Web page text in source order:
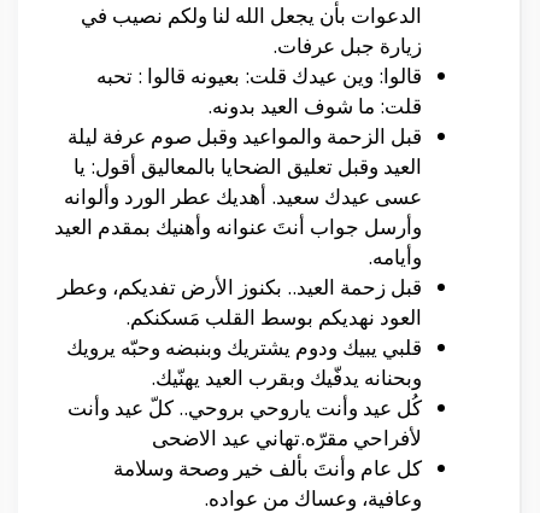
الدعوات بأن يجعل الله لنا ولكم نصيب في
زيارة جبل عرفات.
قالوا: وين عيدك قلت: بعيونه قالوا : تحبه
قلت: ما شوف العيد بدونه.
قبل الزحمة والمواعيد وقبل صوم عرفة ليلة
العيد وقبل تعليق الضحايا بالمعاليق أقول: يا
عسى عيدك سعيد. أهديك عطر الورد وألوانه
وأرسل جواب أنتَ عنوانه وأهنيك بمقدم العيد
وأيامه.
قبل زحمة العيد.. بكنوز الأرض تفديكم، وعطر
العود نهديكم بوسط القلب مَسكنكم.
قلبي يبيك ودوم يشتريك وبنبضه وحبّه يرويك
وبحنانه يدفّيك وبقرب العيد يهنّيك.
كُل عيد وأنت ياروحي بروحي.. كلّ عيد وأنت
لأفراحي مقرّه.تهاني عيد الاضحى
كل عام وأنتَ بألف خير وصحة وسلامة
وعافية، وعساك من عواده.